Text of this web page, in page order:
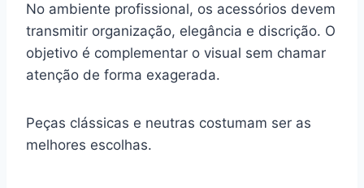
No ambiente profissional, os acessórios devem
transmitir organização, elegância e discrição. O
objetivo é complementar o visual sem chamar
atenção de forma exagerada.
Peças clássicas e neutras costumam ser as
melhores escolhas.